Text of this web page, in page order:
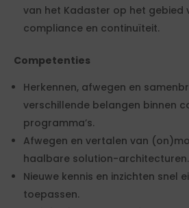
van het Kadaster op het gebied
compliance en continuïteit.
Competenties
Herkennen, afwegen en
verschillende belangen binnen
programma’s.
Afwegen en vertalen van
haalbare solution-architecturen.
Nieuwe kennis en inzichten snel
toepassen.